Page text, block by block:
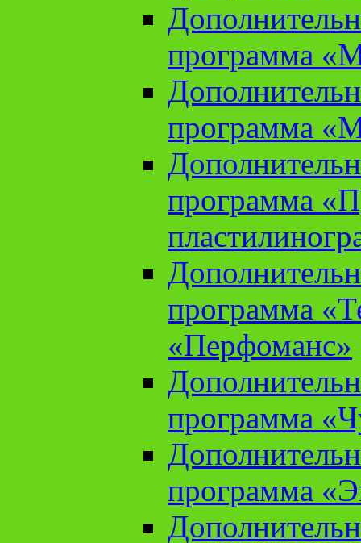
программа
программа
программа
программа
«Перфоманс»
программа
программа